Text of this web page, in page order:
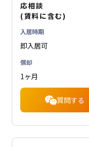
応相談
(賃料に含む)
入居時期
即入居可
償却
1ヶ月
質問する